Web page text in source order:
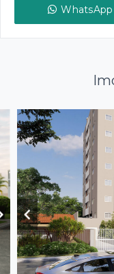
WhatsApp